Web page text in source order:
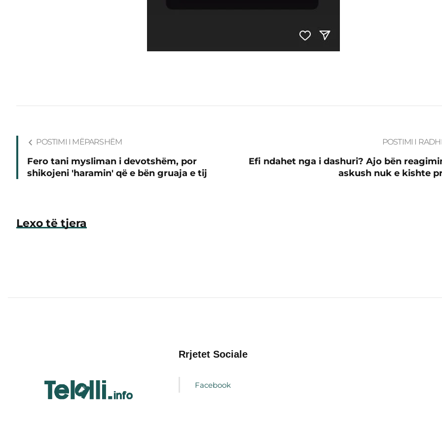
POSTIMI I MËPARSHËM
Fero tani mysliman i devotshëm, por
shikojeni 'haramin' që e bën gruaja e tij
POSTIMI I
Efi ndahet nga i dashuri? Ajo bën
askush nuk e kishte
Lexo të tjera
Rrjetet Sociale
Facebook